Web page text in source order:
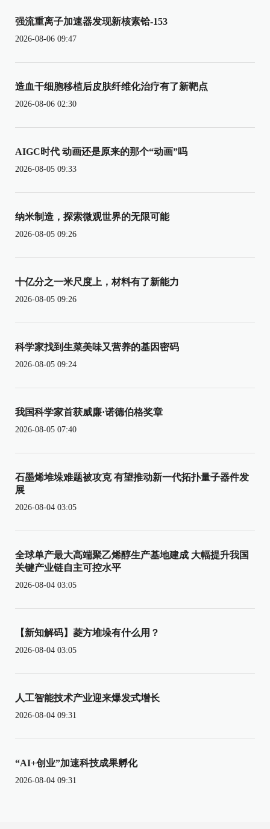
强流重离子加速器发现新核素铪-153
2026-08-06 09:47
造血干细胞移植后皮肤纤维化治疗有了新靶点
2026-08-06 02:30
AIGC时代 动画还是原来的那个“动画”吗
2026-08-05 09:33
纳米制造，探索微观世界的无限可能
2026-08-05 09:26
十亿分之一米尺度上，材料有了新能力
2026-08-05 09:26
科学家找到生菜美味又营养的基因密码
2026-08-05 09:24
我国科学家首获威廉·诺德伯格奖章
2026-08-05 07:40
石墨烯堆垛难题被攻克 有望推动新一代拓扑量子器件发
展
2026-08-04 03:05
全球单产最大高端聚乙烯醇生产基地建成 大幅提升我国
关键产业链自主可控水平
2026-08-04 03:05
【新知解码】菱方堆垛有什么用？
2026-08-04 03:05
人工智能技术产业迎来爆发式增长
2026-08-04 09:31
“AI+创业”加速科技成果孵化
2026-08-04 09:31